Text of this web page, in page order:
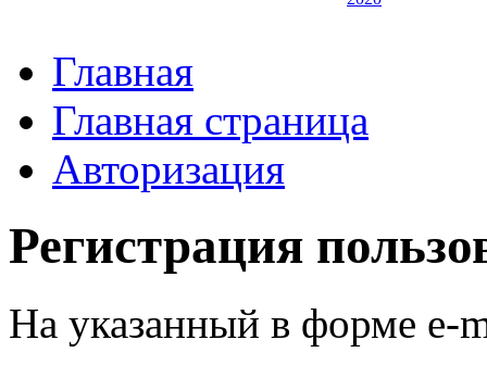
Главная
Главная страница
Авторизация
Регистрация
На указанный в форме e-